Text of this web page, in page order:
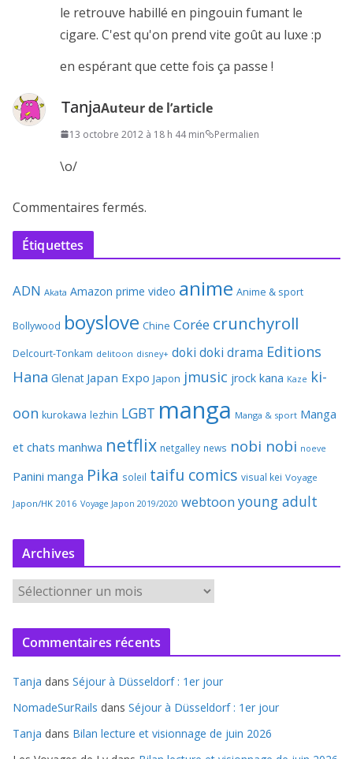
le retrouve habillé en pingouin fumant le
cigare. C'est qu'on prend vite goût au luxe :p
en espérant que cette fois ça passe !
TanjaAuteur de l’article
13 octobre 2012 à 18 h 44 min Permalien
\o/
Commentaires fermés.
Étiquettes
ADN Akata Amazon prime video anime Anime & sport
Bollywood boyslove Chine Corée crunchyroll
Delcourt-Tonkam delitoon disney+ doki doki drama Editions
Hana Glenat Japan Expo Japon jmusic jrock kana Kaze ki-
oon kurokawa lezhin LGBT manga Manga & sport Manga
et chats manhwa netflix netgalley news nobi nobi noeve
Panini manga Pika soleil taifu comics visual kei Voyage
Japon/HK 2016 Voyage Japon 2019/2020 webtoon young adult
Archives
r
c
v
e
Commentaires récents
Tanja dans Séjour à Düsseldorf : 1er jour
NomadeSurRails dans Séjour à Düsseldorf : 1er jour
Tanja dans Bilan lecture et visionnage de juin 2026